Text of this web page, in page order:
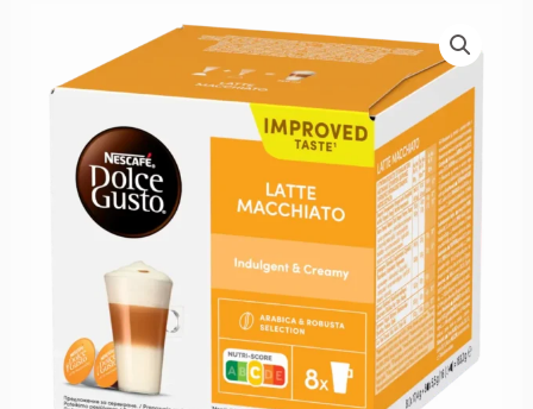
Latte
količina